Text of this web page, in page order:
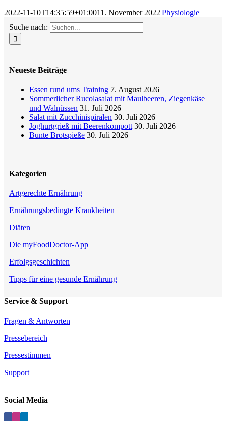
2022-11-10T14:35:59+01:0011. November 2022|Physiologie|
Suche nach:
Neueste Beiträge
Essen rund ums Training 7. August 2026
Sommerlicher Rucolasalat mit Maulbeeren, Ziegenkäse
und Walnüssen 31. Juli 2026
Salat mit Zucchinispiralen 30. Juli 2026
Joghurtgrieß mit Beerenkompott 30. Juli 2026
Bunte Brotspieße 30. Juli 2026
Kategorien
Artgerechte Ernährung
Ernährungsbedingte Krankheiten
Diäten
Die myFoodDoctor-App
Erfolgsgeschichten
Tipps für eine gesunde Ernährung
Service & Support
Fragen & Antworten
Pressebereich
Pressestimmen
Support
Social Media